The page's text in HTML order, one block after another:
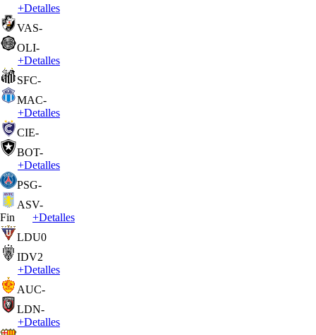
+Detalles
VAS-
OLI-
+Detalles
SFC-
MAC-
+Detalles
CIE-
BOT-
+Detalles
PSG-
ASV-
Fin
+Detalles
LDU0
IDV2
+Detalles
AUC-
LDN-
+Detalles